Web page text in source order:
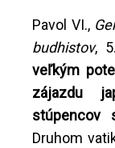
Pavol VI.,
budhistov,
veľkým
zájazdu
stúpencov
Druhom